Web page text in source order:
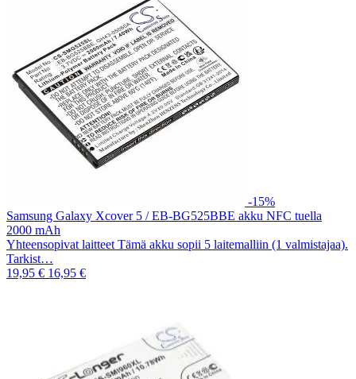
-15%
Samsung Galaxy Xcover 5 / EB-BG525BBE akku NFC tuella
2000 mAh
Yhteensopivat laitteet Tämä akku sopii 5 laitemalliin (1 valmistajaa).
Tarkist…
19,95 € 16,95 €